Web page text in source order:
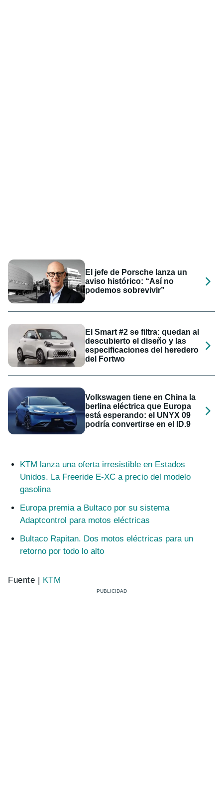
El jefe de Porsche lanza un
aviso histórico: “Así no
podemos sobrevivir”
El Smart #2 se filtra: quedan al
descubierto el diseño y las
especificaciones del heredero
del Fortwo
Volkswagen tiene en China la
berlina eléctrica que Europa
está esperando: el UNYX 09
podría convertirse en el ID.9
KTM lanza una oferta irresistible en Estados
Unidos. La Freeride E-XC a precio del modelo
gasolina
Europa premia a Bultaco por su sistema
Adaptcontrol para motos eléctricas
Bultaco Rapitan. Dos motos eléctricas para un
retorno por todo lo alto
Fuente | KTM